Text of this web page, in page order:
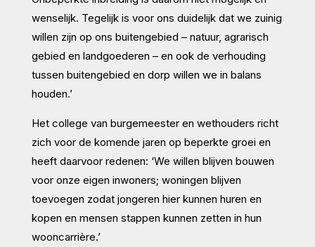
wenselijk. Tegelijk is voor ons duidelijk dat we zuinig
willen zijn op ons buitengebied – natuur, agrarisch
gebied en landgoederen – en ook de verhouding
tussen buitengebied en dorp willen we in balans
houden.’
Het college van burgemeester en wethouders richt
zich voor de komende jaren op beperkte groei en
heeft daarvoor redenen: ‘We willen blijven bouwen
voor onze eigen inwoners; woningen blijven
toevoegen zodat jongeren hier kunnen huren en
kopen en mensen stappen kunnen zetten in hun
wooncarrière.’